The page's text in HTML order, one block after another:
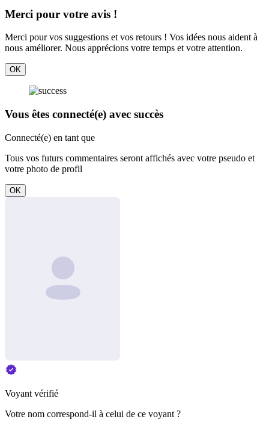
Merci pour votre avis !
Merci pour vos suggestions et vos retours ! Vos idées nous aident à
nous améliorer. Nous apprécions votre temps et votre attention.
OK
Vous êtes connecté(e) avec succès
Connecté(e) en tant que
Tous vos futurs commentaires seront affichés avec votre pseudo et
votre photo de profil
OK
Voyant vérifié
Votre nom correspond-il à celui de ce voyant ?